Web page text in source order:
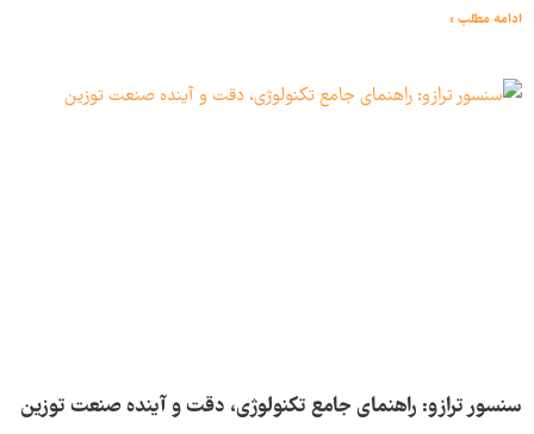
ادامه مطلب »
سنسور ترازو: راهنمای جامع تکنولوژی، دقت و آینده صنعت توزین